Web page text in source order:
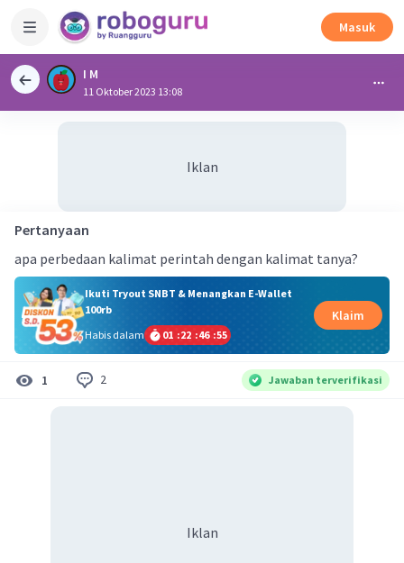
Masuk
I M
11 Oktober 2023 13:08
Iklan
Pertanyaan
apa perbedaan kalimat perintah dengan kalimat tanya?
Ikuti Tryout SNBT & Menangkan E-Wallet
100rb
Habis dalam
01 :22 :46 :54
Klaim
1 2 Jawaban terverifikasi
Iklan